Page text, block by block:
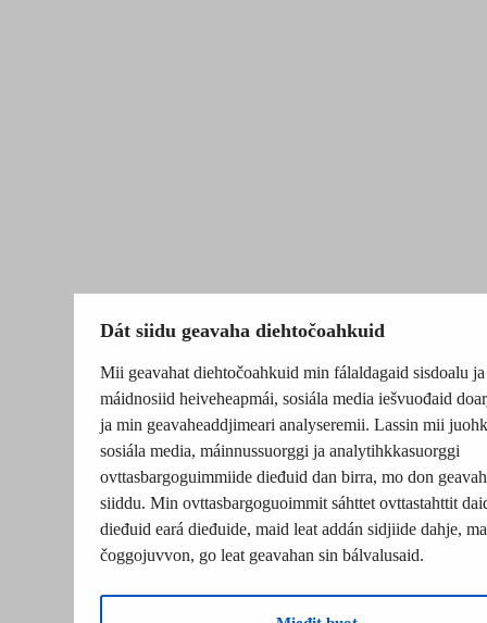
Dát siidu geavaha diehtočoahkuid
Mii geavahat diehtočoahkuid min fálaldagaid sisdoalu ja
máidnosiid heiveheapmái, sosiála media iešvuođaid
ja min geavaheaddjimeari analyseremii. Lassin mii
sosiála media, máinnussuorggi ja analytihkkasuorggi
ovttasbargoguimmiide dieđuid dan birra, mo don
siiddu. Min ovttasbargoguoimmit sáhttet ovttastahttit
dieđuid eará dieđuide, maid leat addán sidjiide dahje,
čoggojuvvon, go leat geavahan sin bálvalusaid.